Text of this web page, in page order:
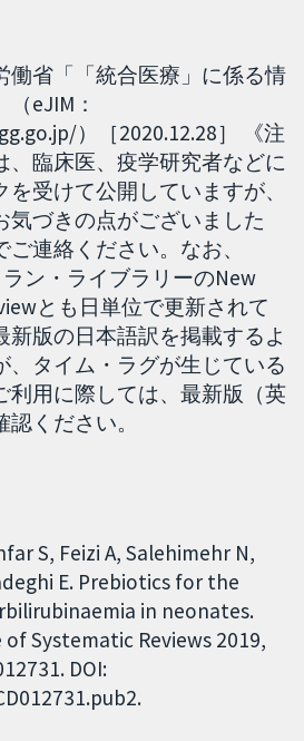
働省「「統合医療」に係る情
eJIM：
）［2020.12.28］ 《注
、臨床医、疫学研究者などに
受けて公開していますが、
気づきの点がございました
ご連絡ください。なお、
ン・ライブラリーのNew
とも日単位で更新されて
新版の日本語訳を掲載するよ
、タイム・ラグが生じている
利用に際しては、最新版（英
ください。
S, Feizi A, Salehimehr N,
E. Prebiotics for the
in neonates.
Systematic Reviews 2019,
DOI: